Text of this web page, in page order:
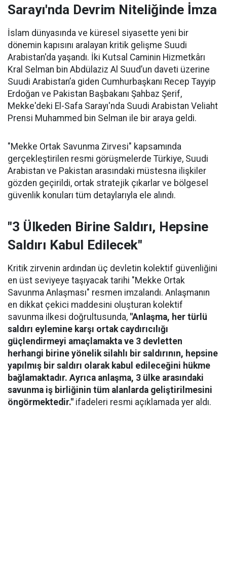
Sarayı'nda Devrim Niteliğinde İmza
İslam dünyasında ve küresel siyasette yeni bir
dönemin kapısını aralayan kritik gelişme Suudi
Arabistan'da yaşandı. İki Kutsal Caminin Hizmetkârı
Kral Selman bin Abdülaziz Al Suud’un daveti üzerine
Suudi Arabistan’a giden Cumhurbaşkanı Recep Tayyip
Erdoğan ve Pakistan Başbakanı Şahbaz Şerif,
Mekke'deki El-Safa Sarayı'nda Suudi Arabistan Veliaht
Prensi Muhammed bin Selman ile bir araya geldi.
"Mekke Ortak Savunma Zirvesi" kapsamında
gerçekleştirilen resmi görüşmelerde Türkiye, Suudi
Arabistan ve Pakistan arasındaki müstesna ilişkiler
gözden geçirildi, ortak stratejik çıkarlar ve bölgesel
güvenlik konuları tüm detaylarıyla ele alındı.
"3 Ülkeden Birine Saldırı, Hepsine
Saldırı Kabul Edilecek"
Kritik zirvenin ardından üç devletin kolektif güvenliğini
en üst seviyeye taşıyacak tarihi "Mekke Ortak
Savunma Anlaşması" resmen imzalandı. Anlaşmanın
en dikkat çekici maddesini oluşturan kolektif
savunma ilkesi doğrultusunda, "Anlaşma, her türlü
saldırı eylemine karşı ortak caydırıcılığı
güçlendirmeyi amaçlamakta ve 3 devletten
herhangi birine yönelik silahlı bir saldırının, hepsine
yapılmış bir saldırı olarak kabul edileceğini hükme
bağlamaktadır. Ayrıca anlaşma, 3 ülke arasındaki
savunma iş birliğinin tüm alanlarda geliştirilmesini
öngörmektedir." ifadeleri resmi açıklamada yer aldı.